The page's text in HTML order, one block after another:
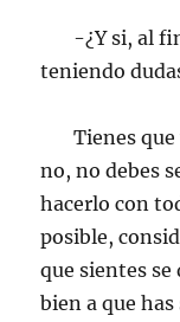
-¿Y si, al
teniendo
Tienes que
no, no debes
hacerlo con
posible,
que sientes se
bien a que